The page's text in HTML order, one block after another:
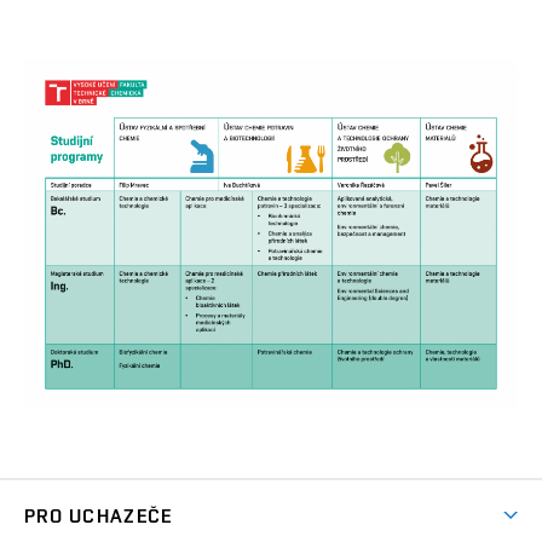
PRO UCHAZEČE